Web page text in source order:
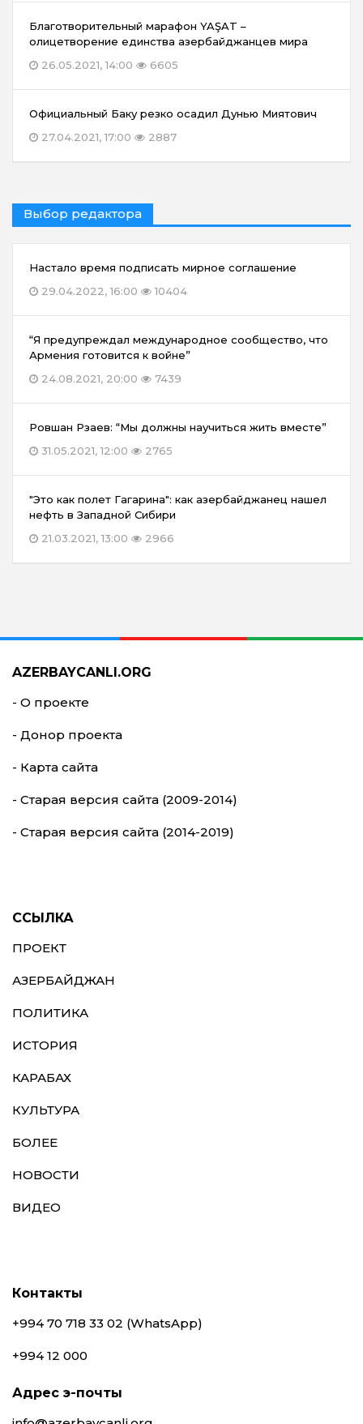
Благотворительный марафон YAŞAT –
олицетворение единства азербайджанцев мира
26.05.2021, 14:00
6605
Официальный Баку резко осадил Дунью Миятович
27.04.2021, 17:00
2887
Выбор редактора
Настало время подписать мирное соглашение
29.04.2022, 16:00
10404
“Я предупреждал международное сообщество, что
Армения готовится к войне”
24.08.2021, 20:00
7439
Ровшан Рзаев: “Мы должны научиться жить вместе”
31.05.2021, 12:00
2765
"Это как полет Гагарина": как азербайджанец нашел
нефть в Западной Сибири
21.03.2021, 13:00
2966
AZERBAYCANLI.ORG
- О проекте
- Донор проекта
- Карта сайта
- Старая версия сайта (2009-2014)
- Старая версия сайта (2014-2019)
ССЫЛКА
ПРОЕКТ
АЗЕРБАЙДЖАН
ПОЛИТИКА
ИСТОРИЯ
КАРАБАХ
КУЛЬТУРА
БОЛЕЕ
НОВОСТИ
ВИДЕО
Контакты
+994 70 718 33 02 (WhatsApp)
+994 12 000
Адрес э-почты